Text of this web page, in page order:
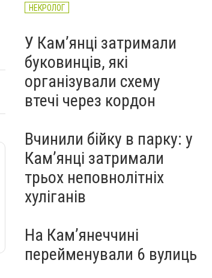
НЕКРОЛОГ
У Кам’янці затримали
буковинців, які
організували схему
втечі через кордон
Вчинили бійку в парку: у
Кам’янці затримали
трьох неповнолітніх
хуліганів
На Камʼянеччині
перейменували 6 вулиць